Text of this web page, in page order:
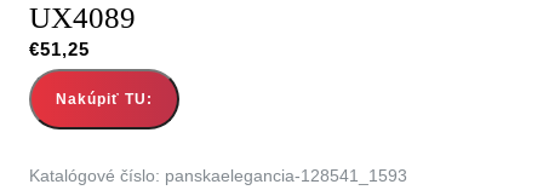
UX4089
€51,25
Nakúpiť TU:
Katalógové číslo: panskaelegancia-128541_1593